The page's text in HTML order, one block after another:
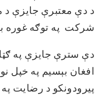
د دې معتبرې جایزې د
شرکت په توګه غوره
دې سترې جایزې په
افغان بېسیم په خپل
پیرودونکو د رضایت